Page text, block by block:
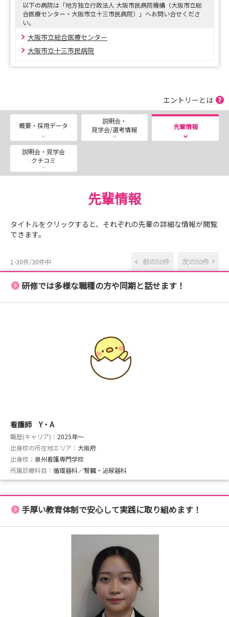
以下の病院は「地方独立行政法人 大阪市民病院機構（大阪市立総
合医療センター・大阪市立十三市民病院）」へお問い合せくださ
い。
大阪市立総合医療センター
大阪市立十三市民病院
エントリーとは
概要・採用データ
説明会・
見学会/選考情報
先輩情報
説明会・見学会
クチコミ
先輩情報
タイトルをクリックすると、それぞれの先輩の詳細な情報が閲覧
できます。
1-30件/30件中 前の50件 次の50件
研修では多様な職種の方や同期と話せます！
看護師 Y・A
職歴(キャリア)： 2025年〜
出身校の所在地エリア： 大阪府
出身校： 泉州看護専門学校
所属診療科目： 循環器科／腎臓・泌尿器科
手厚い教育体制で安心して実践に取り組めます！